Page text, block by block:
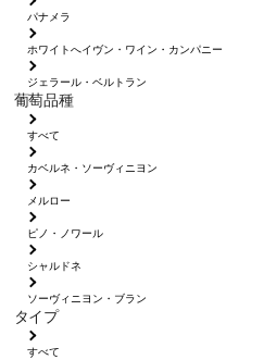
パナメラ
ホワイトへイヴン・ワイン・カンパニー
ジェラール・ベルトラン
葡萄品種
すべて
カベルネ・ソーヴィニヨン
メルロー
ピノ・ノワール
シャルドネ
ソーヴィニヨン・ブラン
タイプ
すべて